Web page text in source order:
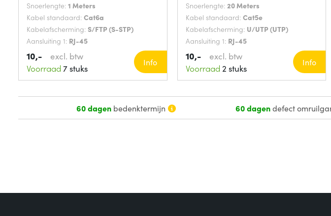
Snoerlengte: 1 Meters
Kabel standaard: Cat6a
Kabelafscherming: S/FTP (S-STP)
Aansluiting 1: RJ-45
10,-
excl. btw
Voorraad 7 stuks
Info
Snoerlengte: 20 Meters
Kabel standaard: Cat5e
Kabelafscherming: U/UTP (UTP)
Aansluiting 1: RJ-45
10,-
excl. btw
Voorraad 2 stuks
Info
60 dagenbedenktermijn 60 dagendefect